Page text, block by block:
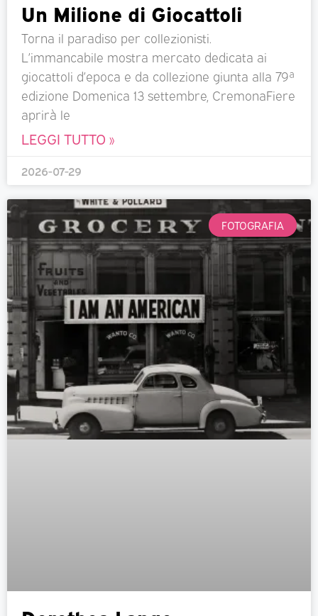
Un Milione di Giocattoli
Torna il paradiso per collezionisti.
L’immancabile mostra mercato dedicata ai
giocattoli d’epoca e da collezione giunta alla 79ª
edizione Domenica 13 settembre, CremonaFiere
aprirà le
LEGGI TUTTO »
2026-07-29
FOTOGRAFIA